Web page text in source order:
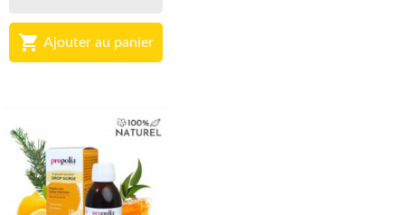
 Ajouter au panier